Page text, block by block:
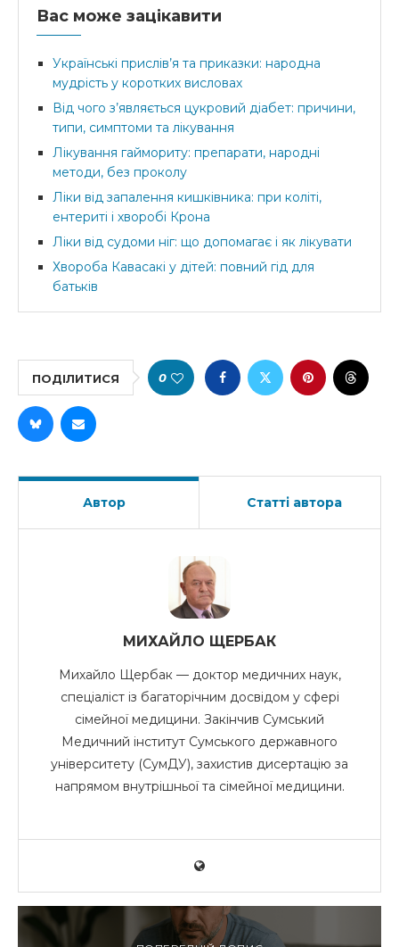
Вас може зацікавити
Українські прислів’я та приказки: народна
мудрість у коротких висловах
Від чого з’являється цукровий діабет: причини,
типи, симптоми та лікування
Лікування гаймориту: препарати, народні
методи, без проколу
Ліки від запалення кишківника: при коліті,
ентериті і хворобі Крона
Ліки від судоми ніг: що допомагає і як лікувати
Хвороба Кавасакі у дітей: повний гід для
батьків
ПОДІЛИТИСЯ 0
Автор Статті автора
МИХАЙЛО ЩЕРБАК
Михайло Щербак — доктор медичних наук,
спеціаліст із багаторічним досвідом у сфері
сімейної медицини. Закінчив Сумський
Медичний інститут Сумського державного
університету (СумДУ), захистив дисертацію за
напрямом внутрішньої та сімейної медицини.